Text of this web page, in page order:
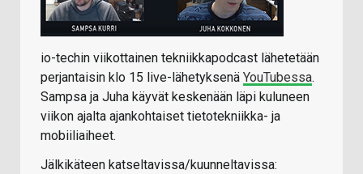
io-techin viikottainen tekniikkapodcast lähetetään
perjantaisin klo 15 live-lähetyksenä YouTubessa.
Sampsa ja Juha käyvät keskenään läpi kuluneen
viikon ajalta ajankohtaiset tietotekniikka- ja
mobiiliaiheet.
Jälkikäteen katseltavissa/kuunneltavissa: